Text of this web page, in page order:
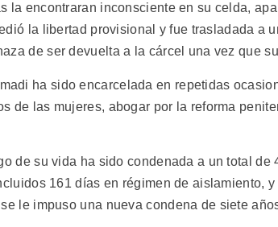
la encontraran inconsciente en su celda,
la libertad provisional y fue trasladada a
de ser devuelta a la cárcel una vez que
ha sido encarcelada en repetidas
de las mujeres, abogar por la reforma
de su vida ha sido condenada a un total
161 días en régimen de aislamiento,
le impuso una nueva condena de siete